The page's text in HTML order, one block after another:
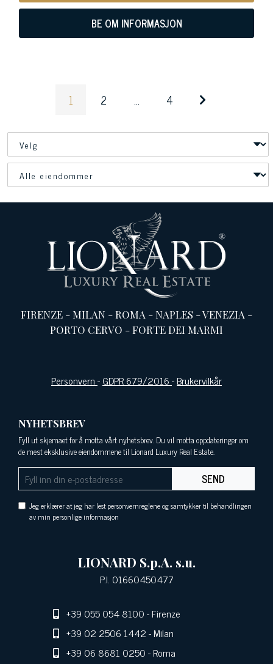
BE OM INFORMASJON
1 2 ... 4
FIRENZE -MILAN -ROMA -NAPLES -VENEZIA -
PORTO CERVO -FORTE DEI MARMI
Personvern-GDPR 679/2016-Brukervilkår
NYHETSBREV
Fyll ut skjemaet for å motta vårt nyhetsbrev. Du vil motta oppdateringer om
de mest eksklusive eiendommene til Lionard Luxury Real Estate.
SEND
Jeg erklærer at jeg har lest personvernreglene og samtykker til behandlingen
av min personlige informasjon
LIONARD S.p.A. s.u.
P.I. 01660450477
+39 055 054 8100- Firenze
+39 02 2506 1442- Milan
+39 06 8681 0250- Roma